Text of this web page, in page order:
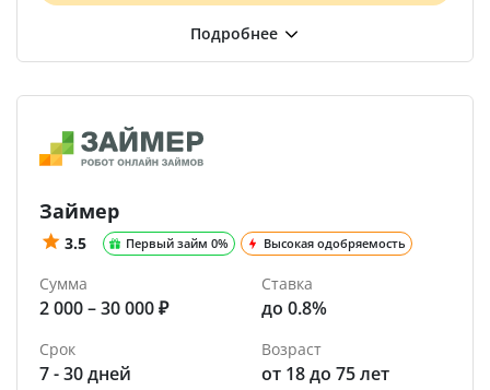
Займер
3.5 Первый займ 0% Высокая одобряемость
Сумма
2 000 – 30 000 ₽
Ставка
до 0.8%
Срок
7 - 30 дней
Возраст
от 18 до 75 лет